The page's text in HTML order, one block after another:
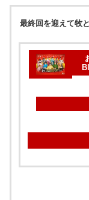
最終回を迎えて牧